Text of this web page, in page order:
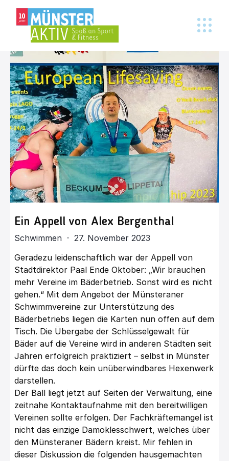
Ein Appell von Alex Bergenthal
Schwimmen · 27. November 2023
Geradezu leidenschaftlich war der Appell von
Stadtdirektor Paal Ende Oktober: „Wir brauchen
mehr Vereine im Bäderbetrieb. Sonst wird es nicht
gehen.“ Mit dem Angebot der Münsteraner
Schwimmvereine zur Unterstützung des
Bäderbetriebs liegen die Karten nun offen auf dem
Tisch. Die Übergabe der Schlüsselgewalt für
Bäder auf die Vereine wird in anderen Städten seit
Jahren erfolgreich praktiziert – selbst in Münster
dürfte das doch kein unüberwindbares Hexenwerk
darstellen.
Der Ball liegt jetzt auf Seiten der Verwaltung, eine
zeitnahe Kontaktaufnahme mit den bereitwilligen
Vereinen sollte erfolgen. Der Fachkräftemangel ist
nicht das einzige Damoklesschwert, welches über
den Münsteraner Bädern kreist. Mir fehlen in
dieser Diskussion die folgenden hausgemachten